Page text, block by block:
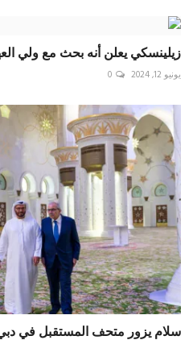
زيلينسكي يعلن أنه بحث مع ولي
يونيو 12, 2024 0
سلام يزور متحف المستقبل في دبي